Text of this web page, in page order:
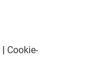
Cookie-